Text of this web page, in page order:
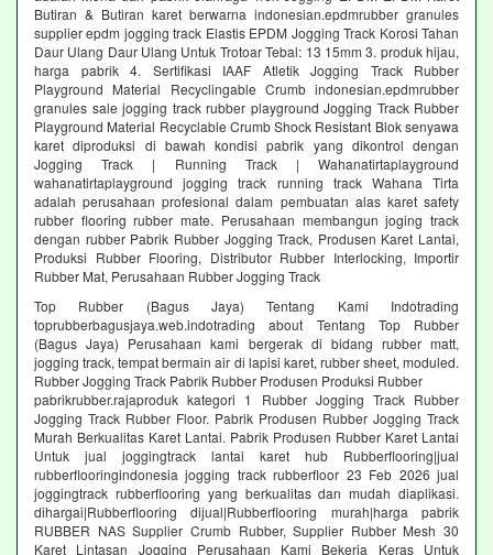
Butiran & Butiran karet berwarna indonesian.epdmrubber granules
supplier epdm jogging track Elastis EPDM Jogging Track Korosi Tahan
Daur Ulang Daur Ulang Untuk Trotoar Tebal: 13 15mm 3. produk hijau,
harga pabrik 4. Sertifikasi IAAF Atletik Jogging Track Rubber
Playground Material Recyclingable Crumb indonesian.epdmrubber
granules sale jogging track rubber playground Jogging Track Rubber
Playground Material Recyclable Crumb Shock Resistant Blok senyawa
karet diproduksi di bawah kondisi pabrik yang dikontrol dengan
Jogging Track | Running Track | Wahanatirtaplayground
wahanatirtaplayground jogging track running track Wahana Tirta
adalah perusahaan profesional dalam pembuatan alas karet safety
rubber flooring rubber mate. Perusahaan membangun joging track
dengan rubber Pabrik Rubber Jogging Track, Produsen Karet Lantai,
Produksi Rubber Flooring, Distributor Rubber Interlocking, Importir
Rubber Mat, Perusahaan Rubber Jogging Track
Top Rubber (Bagus Jaya) Tentang Kami Indotrading
toprubberbagusjaya.web.indotrading about Tentang Top Rubber
(Bagus Jaya) Perusahaan kami bergerak di bidang rubber matt,
jogging track, tempat bermain air di lapisi karet, rubber sheet, moduled.
Rubber Jogging Track Pabrik Rubber Produsen Produksi Rubber
pabrikrubber.rajaproduk kategori 1 Rubber Jogging Track Rubber
Jogging Track Rubber Floor. Pabrik Produsen Rubber Jogging Track
Murah Berkualitas Karet Lantai. Pabrik Produsen Rubber Karet Lantai
Untuk jual joggingtrack lantai karet hub Rubberflooring|jual
rubberflooringindonesia jogging track rubberfloor 23 Feb 2026 jual
joggingtrack rubberflooring yang berkualitas dan mudah diaplikasi.
dihargai|Rubberflooring dijual|Rubberflooring murah|harga pabrik
RUBBER NAS Supplier Crumb Rubber, Supplier Rubber Mesh 30
Karet Lintasan Jogging Perusahaan Kami Bekerja Keras Untuk